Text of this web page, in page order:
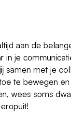
aan de
in je
samen met je
te bewegen
wees soms